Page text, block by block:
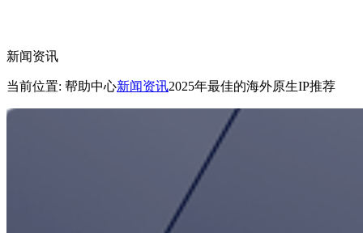
新闻资讯
当前位置: 帮助中心新闻资讯2025年最佳的海外原生IP推荐